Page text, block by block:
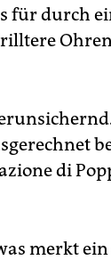
für durch
Ohren
di
merkt